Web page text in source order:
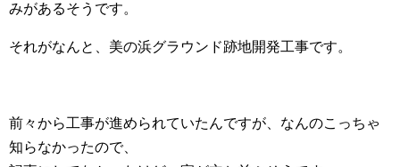
みがあるそうです。
それがなんと、美の浜グラウンド跡地開発工事です。
前々から工事が進められていたんですが、なんのこっちゃ
知らなかったので、